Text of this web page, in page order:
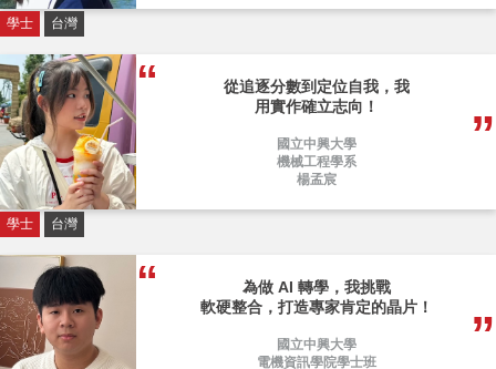
學士 台灣
從追逐分數到定位自我，我
用實作確立志向！
國立中興大學
機械工程學系
楊孟宸
學士 台灣
為做 AI 轉學，我挑戰
軟硬整合，打造專家肯定的晶片！
國立中興大學
電機資訊學院學士班